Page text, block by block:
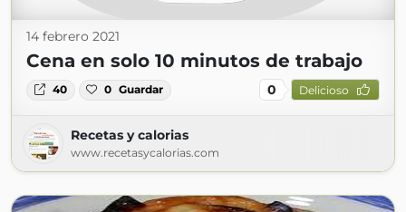
14 febrero 2021
Cena en solo 10 minutos de trabajo
40 0 Guardar 0 Delicioso
Recetas y calorias
www.recetasycalorias.com